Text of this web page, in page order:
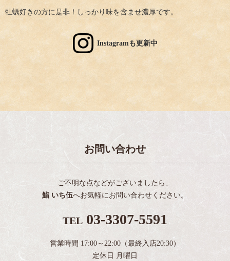
牡蠣好きの方に是非！しっかり味を含ませ濃厚です。
Instagramも更新中
お問い合わせ
ご不明な点などがございましたら、
鮨 いち伍へお気軽にお問い合わせください。
TEL 03-3307-5591
営業時間 17:00～22:00（最終入店20:30）
定休日 月曜日